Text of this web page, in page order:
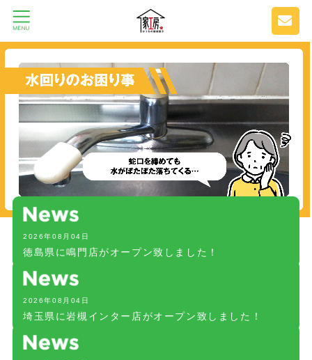
2026年08月04日
徳島県に鳴門店がオープン致しました！
2026年08月04日
埼玉県に岩槻インター店がオープン致しました！